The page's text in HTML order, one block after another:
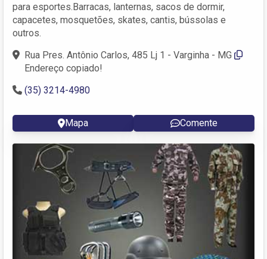
para esportes.Barracas, lanternas, sacos de dormir,
capacetes, mosquetões, skates, cantis, bússolas e
outros.
Rua Pres. Antônio Carlos, 485 Lj 1 - Varginha - MG
Endereço copiado!
(35) 3214-4980
Mapa Comente